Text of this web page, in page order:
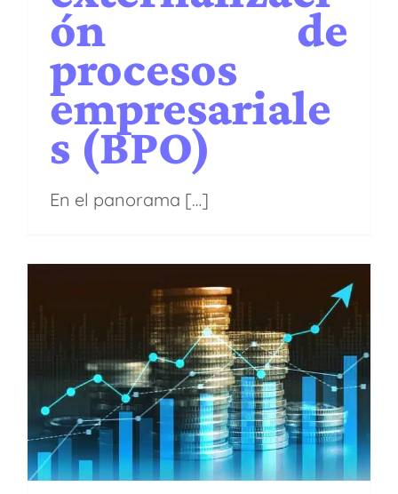
ón de
procesos
empresariale
s (BPO)
En el panorama […]
¿Cómo puede crear valor
económico la gestión de
cuentas por cobrar?
Administración y Finanzas BPA BPM Capacidades
EE.UU. Industrias Latam Procesos y operaciones
Puesta en marcha Regiones Servicios
Transformación digital